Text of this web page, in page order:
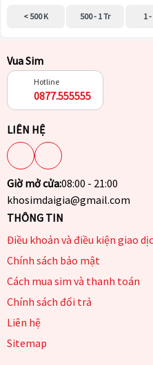
< 500 K 500 - 1 Tr 1
Vua Sim
Hotline
0877.555555
LIÊN HỆ
Giờ mở cửa:08:00 - 21:00
khosimdaigia@gmail.com
THÔNG TIN
Điều khoản và điều kiện giao
Chính sách bảo mật
Cách mua sim và thanh toán
Chính sách đổi trả
Liên hệ
Sitemap